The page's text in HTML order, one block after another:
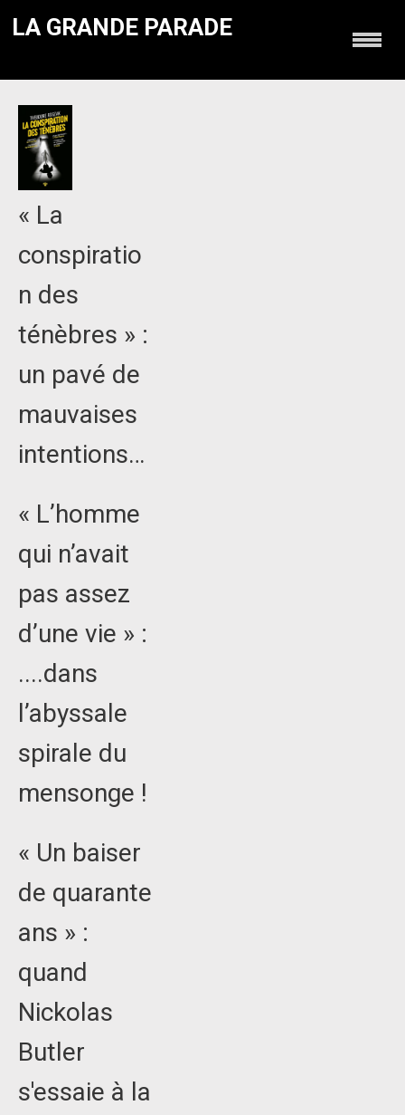
LA GRANDE PARADE
« La
conspiratio
n des
ténèbres » :
un pavé de
mauvaises
intentions…
« L’homme
qui n’avait
pas assez
d’une vie » :
....dans
l’abyssale
spirale du
mensonge !
« Un baiser
de quarante
ans » :
quand
Nickolas
Butler
s'essaie à la